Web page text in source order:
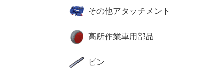
その他アタッチメント
高所作業車用部品
ピン